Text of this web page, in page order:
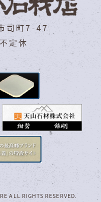
司町7-47
定休
ALL RIGHTS RESERVED.